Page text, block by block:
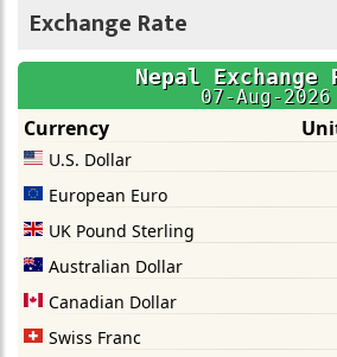
Exchange Rate